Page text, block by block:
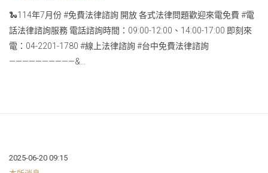
🐍114年7月份 #免費法律諮詢 開放 各式法律問題歡迎來電免費 #電
話法律諮詢服務 電話諮詢時間：09:00-12:00、14:00-17:00 即刻來
電：04-2201-1780 #線上法律諮詢 #台中免費法律諮詢
——————————&...
2025-06-20 09:15